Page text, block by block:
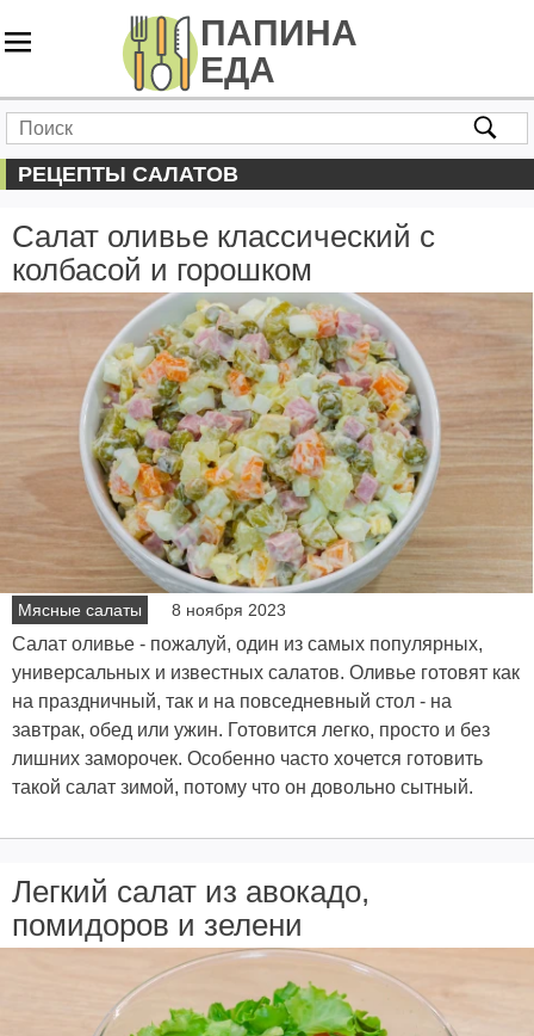
РЕЦЕПТЫ САЛАТОВ
Салат оливье классический с
колбасой и горошком
Мясные салаты 8 ноября 2023
Салат оливье - пожалуй, один из самых популярных,
универсальных и известных салатов. Оливье готовят как
на праздничный, так и на повседневный стол - на
завтрак, обед или ужин. Готовится легко, просто и без
лишних заморочек. Особенно часто хочется готовить
такой салат зимой, потому что он довольно сытный.
Легкий салат из авокадо,
помидоров и зелени